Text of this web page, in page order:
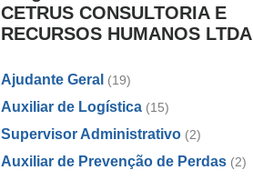
CETRUS CONSULTORIA E
RECURSOS HUMANOS LTDA
Ajudante Geral (19)
Auxiliar de Logística (15)
Supervisor Administrativo (2)
Auxiliar de Prevenção de Perdas (2)